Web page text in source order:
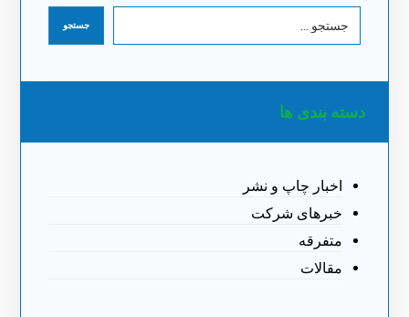
دسته بندی ها
اخبار چاپ و نشر
خبرهای شرکت
متفرقه
مقالات